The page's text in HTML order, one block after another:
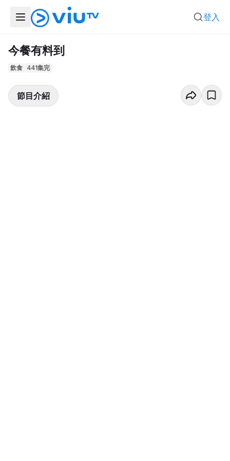
登入
今餐有料到
飲食 441集完
節目介紹